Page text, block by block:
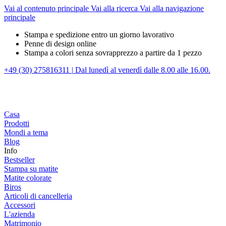
Vai al contenuto principale Vai alla ricerca Vai alla navigazione
principale
Stampa e spedizione entro un giorno lavorativo
Penne di design online
Stampa a colori senza sovrapprezzo a partire da 1 pezzo
+49 (30) 275816311 | Dal lunedì al venerdì dalle 8.00 alle 16.00.
Casa
Prodotti
Mondi a tema
Blog
Info
Bestseller
Stampa su matite
Matite colorate
Biros
Articoli di cancelleria
Accessori
L'azienda
Matrimonio